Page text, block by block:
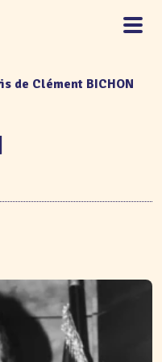
de Clément BICHON